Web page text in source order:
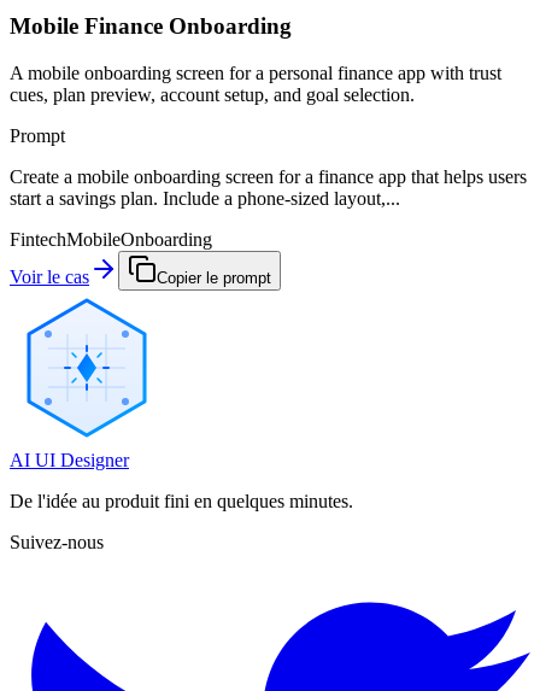
Mobile Finance Onboarding
A mobile onboarding screen for a personal finance app with trust
cues, plan preview, account setup, and goal selection.
Prompt
Create a mobile onboarding screen for a finance app that helps users
start a savings plan. Include a phone-sized layout,...
FintechMobileOnboarding
Voir le cas
Copier le prompt
AI UI Designer
De l'idée au produit fini en quelques minutes.
Suivez-nous